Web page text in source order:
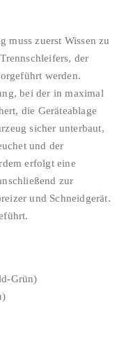
muss zuerst Wissen zu
der
werden.
bei der in maximal
die Geräteablage
sicher unterbaut,
und der
erfolgt eine
zur
und Schneidgerät.
Grün)